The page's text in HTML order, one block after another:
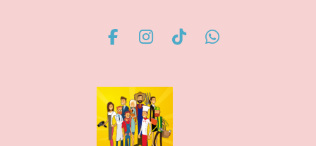
F
e
b
o
o
I
t
a
g
r
T
W